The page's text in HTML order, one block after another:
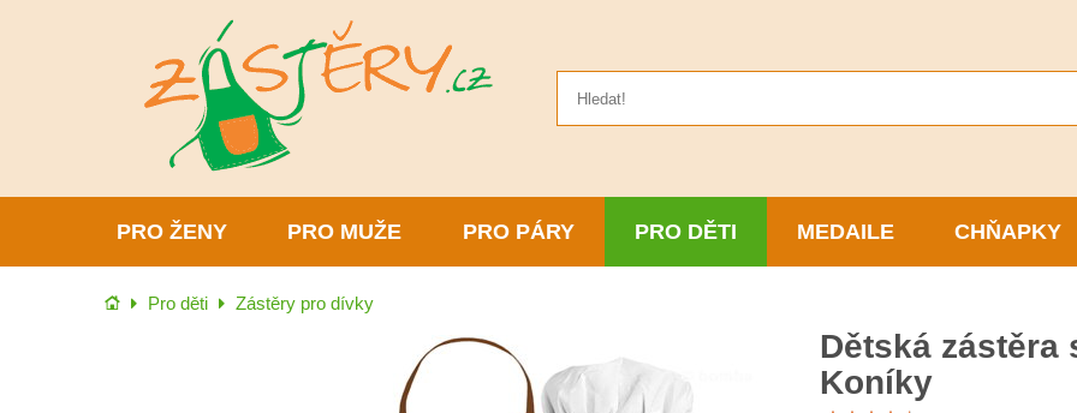
PRO ŽENY PRO MUŽE PRO PÁRY PRO DĚTI MEDAILE CHŇAPKY
Úvod Pro děti Zástěry pro dívky
Dětská
Koníky